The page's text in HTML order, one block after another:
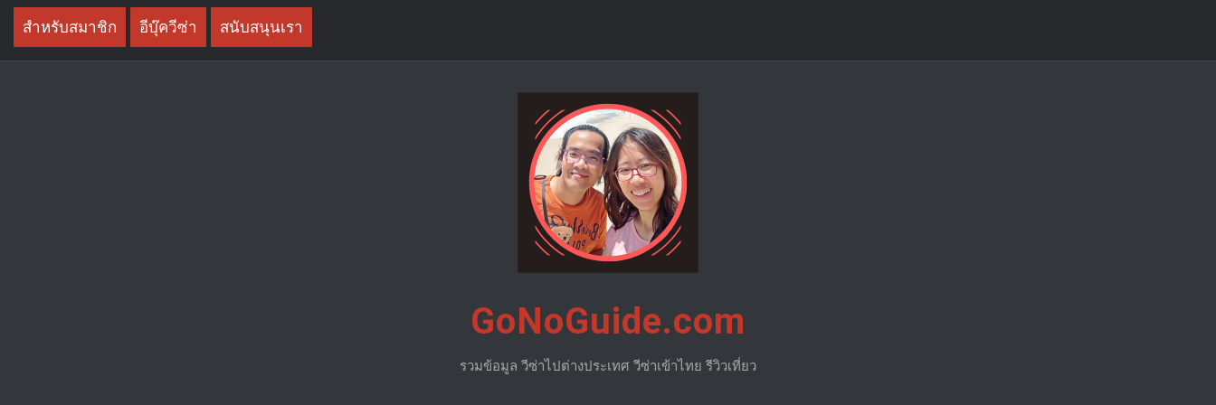
Skip
content
สำหรับสมาชิก อีบุ๊ควีซ่า สนับสนุนเรา
GoNoGuide.com
รวมข้อมูล วีซ่าไปต่างประเทศ วีซ่าเข้าไทย รีวิวเที่ยว